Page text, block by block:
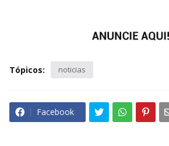
Tópicos: noticias
Facebook